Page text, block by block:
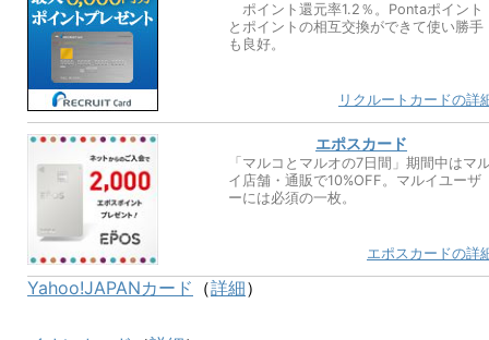
ポイント還元率1.2％。Pontaポイント
とポイントの相互交換ができて使い勝手
も良好。
リクルートカードの詳
エポスカード
「マルコとマルオの7日間」期間中はマ
イ店舗・通販で10%OFF。マルイユーザ
ーには必須の一枚。
エポスカードの詳
Yahoo!JAPANカード （詳細）